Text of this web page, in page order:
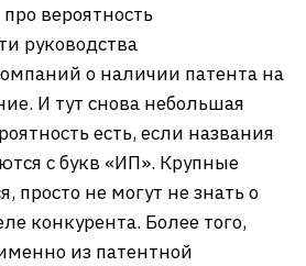
вероятность
руководства
о наличии патента на
И тут снова небольшая
есть, если названия
с букв «ИП». Крупные
просто не могут не знать о
конкурента. Более того,
из патентной